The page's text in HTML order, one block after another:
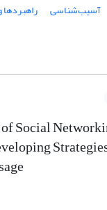
آسیب‌شناسی
راهبردها
Social